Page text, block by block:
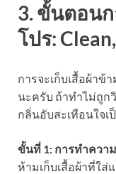
3. ขั้นตอนก
โปร:
การจะเก็บเสื้อผ้า
นะครับ ถ้าทำไม่ถูก
กลิ่นอับสะเทือนใจเ
ขั้นที่ 1: การทำความ
ห้ามเก็บเสื้อผ้าที่ใส่